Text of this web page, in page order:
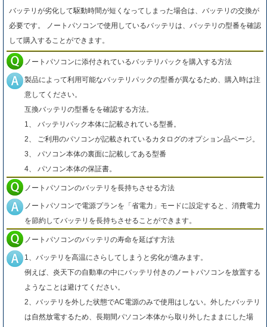
バッテリが劣化して駆動時間が短くなってしまった場合は、バッテリの交換が
必要です。 ノートパソコンで使用しているバッテリは、バッテリの型番を確認
して購入することができます。
ノートパソコンに添付されているバッテリパックを購入する方法
製品によって利用可能なバッテリパックの型番が異なるため、購入時は注
意してください。
互換バッテリの型番をを確認する方法。
1、 バッテリパック本体に記載されている型番。
2、 ご利用のパソコンが記載されているカタログのオプション品ページ。
3、 パソコン本体の裏面に記載してある型番
4、 パソコン本体の保証書。
ノートパソコンのバッテリを長持ちさせる方法
ノートパソコンで電源プランを「省電力」モードに設定すると、消費電力
を節約してバッテリを長持ちさせることができます。
ノートパソコンのバッテリの寿命を延ばす方法
1、バッテリを高温にさらしてしまうと劣化が進みます。
例えば、炎天下の自動車の中にバッテリ付きのノートパソコンを放置する
ようなことは避けてください。
2、バッテリを外した状態でAC電源のみで使用はしない。外したバッテリ
は自然放電するため、長期間パソコン本体から取り外したままにした場